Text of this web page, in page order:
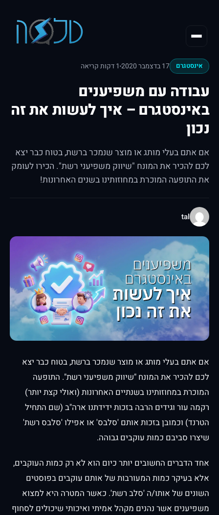
אינסטגרם 17 בדצמבר 2020 1 דקות קריאה
עבודה עם משפיענים
באינסטגרם – איך לעשות את זה
נכון
אם אתם בעלי מותג או מוצר שנמכר ברשת, בטוח כבר יצא
לכם להכיר את המונח "שיווק משפיעני רשת". הכירו לעומק
את התופעה המוכרת במחוזותינו בשנים האחרונות!
tal
אם אתם בעלי מותג או מוצר שנמכר ברשת, בטוח כבר יצא
לכם להכיר את המונח "שיווק משפיעני רשת". התופעה
המוכרת במחוזותינו בשנתיים האחרונות (ואולי קצת יותר)
רקמה עור וגידים הרבה בזכות ידידתנו ארה"ב (שם התחיל
הטרנד) וכמובן בזכות אותם 'סלבס' או אפילו 'סלבס רשת'
שיצרו סביבם כמות עוקבים גבוהה.
אחד הדברים החשובים יותר כיום הוא לא רק כמות העוקבים,
אלא בעיקר כמות המעורבות של אותם עוקבים בפוסטים
השונים של אותו/ה 'סלב רשת'. כאשר המטרה היא למצוא
משפיענים אשר נהנים מקהל אמיתי ואיכותי שיכולים לסחוף